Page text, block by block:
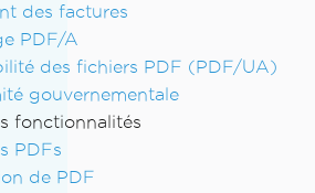
des factures
PDF/A
des fichiers PDF (PDF/UA)
gouvernementale
fonctionnalités
PDFs
de PDF